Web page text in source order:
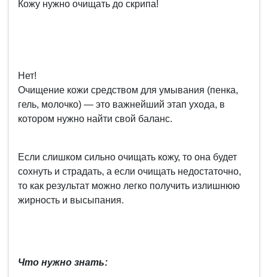
Кожу нужно очищать до скрипа!
Нет!
Очищение кожи средством для умывания (пенка,
гель, молочко) — это важнейший этап ухода, в
котором нужно найти свой баланс.
Если слишком сильно очищать кожу, то она будет
сохнуть и страдать, а если очищать недостаточно,
то как результат можно легко получить излишнюю
жирность и высыпания.
Что нужно знать: